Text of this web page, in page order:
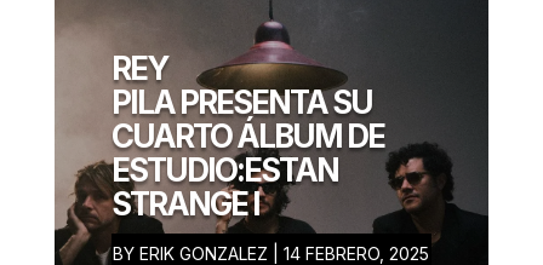
NITZI
ROMERO
JUNIO 24, 2025
REY
PILA PRESENTA SU
CUARTO ÁLBUM DE
ESTUDIO:ESTAN
STRANGE I
BYERIK GONZALEZ |14 FEBRERO, 2025